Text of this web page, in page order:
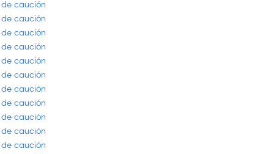
de caución
de caución
de caución
de caución
de caución
de caución
de caución
de caución
de caución
de caución
de caución